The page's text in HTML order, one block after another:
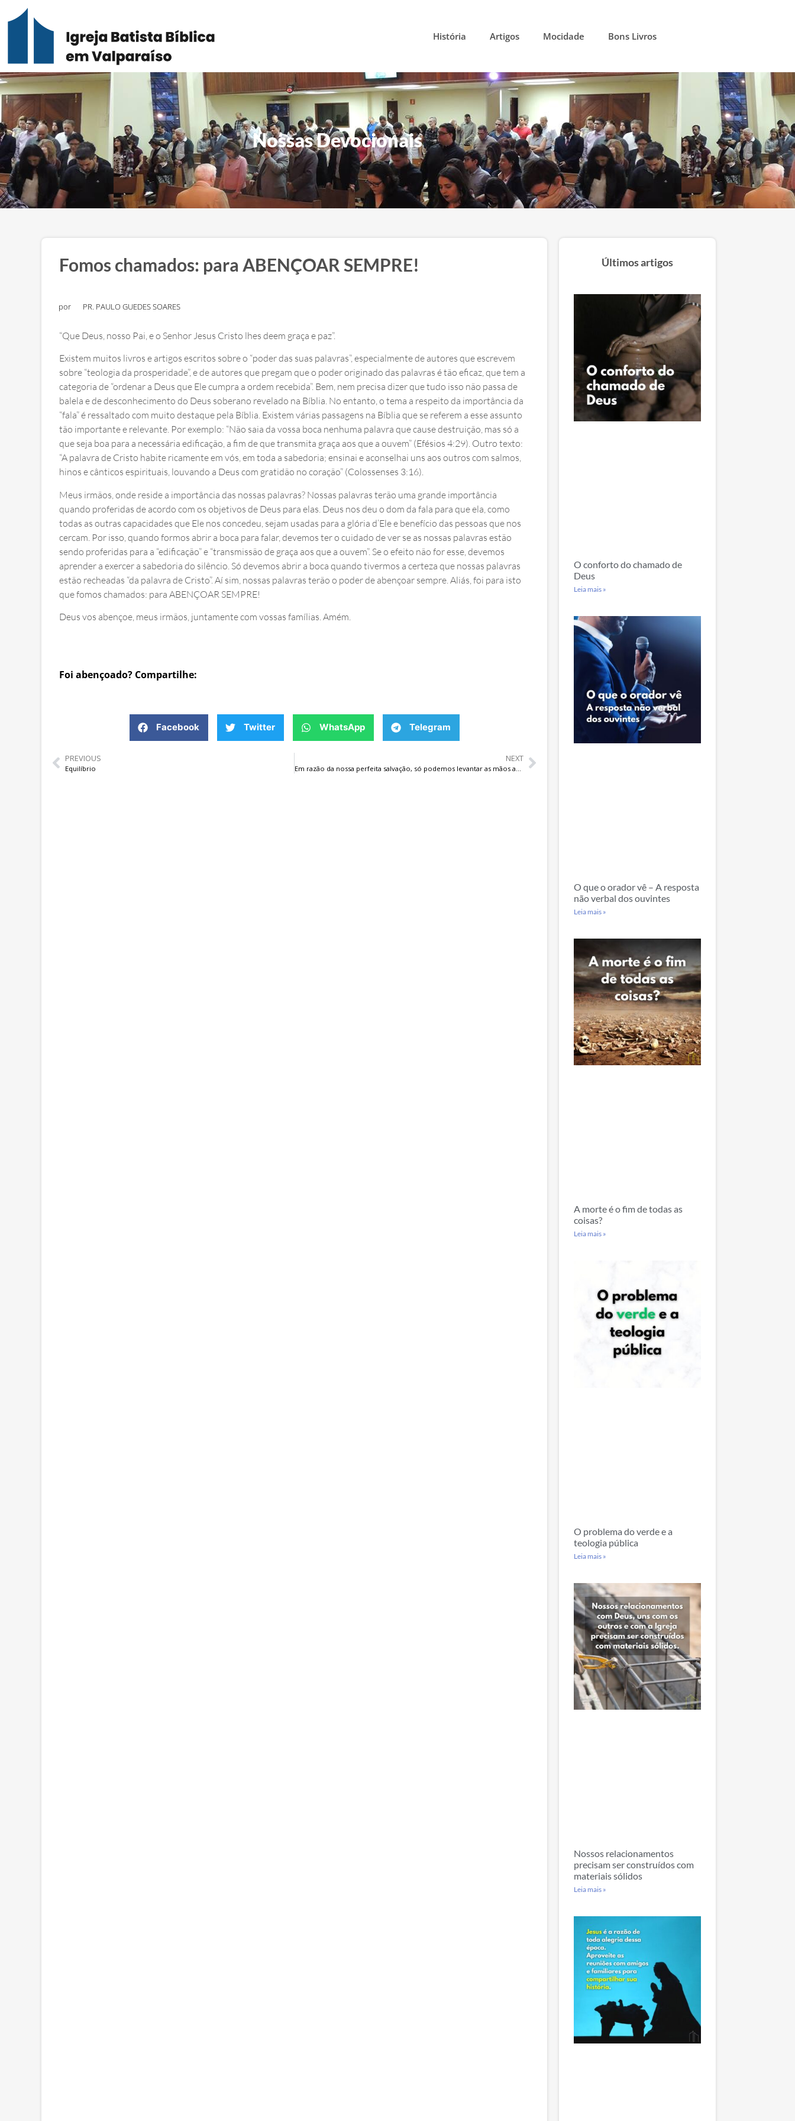
História Artigos Mocidade Bons Livros
Nossas Devocionais
Fomos chamados: para ABENÇOAR SEMPRE!
por PR. PAULO GUEDES SOARES
“Que Deus, nosso Pai, e o Senhor Jesus Cristo lhes deem graça e paz”.
Existem muitos livros e artigos escritos sobre o “poder das suas palavras”, especialmente de autores que escrevem
sobre “teologia da prosperidade”, e de autores que pregam que o poder originado das palavras é tão eficaz, que tem a
categoria de “ordenar a Deus que Ele cumpra a ordem recebida”. Bem, nem precisa dizer que tudo isso não passa de
balela e de desconhecimento do Deus soberano revelado na Bíblia. No entanto, o tema a respeito da importância da
“fala” é ressaltado com muito destaque pela Bíblia. Existem várias passagens na Bíblia que se referem a esse assunto
tão importante e relevante. Por exemplo: “Não saia da vossa boca nenhuma palavra que cause destruição, mas só a
que seja boa para a necessária edificação, a fim de que transmita graça aos que a ouvem” (Efésios 4:29). Outro texto:
“A palavra de Cristo habite ricamente em vós, em toda a sabedoria; ensinai e aconselhai uns aos outros com salmos,
hinos e cânticos espirituais, louvando a Deus com gratidão no coração” (Colossenses 3:16).
Meus irmãos, onde reside a importância das nossas palavras? Nossas palavras terão uma grande importância
quando proferidas de acordo com os objetivos de Deus para elas. Deus nos deu o dom da fala para que ela, como
todas as outras capacidades que Ele nos concedeu, sejam usadas para a glória d’Ele e benefício das pessoas que nos
cercam. Por isso, quando formos abrir a boca para falar, devemos ter o cuidado de ver se as nossas palavras estão
sendo proferidas para a “edificação” e “transmissão de graça aos que a ouvem”. Se o efeito não for esse, devemos
aprender a exercer a sabedoria do silêncio. Só devemos abrir a boca quando tivermos a certeza que nossas palavras
estão recheadas “da palavra de Cristo”. Aí sim, nossas palavras terão o poder de abençoar sempre. Aliás, foi para isto
que fomos chamados: para ABENÇOAR SEMPRE!
Deus vos abençoe, meus irmãos, juntamente com vossas famílias. Amém.
Foi abençoado? Compartilhe:
Facebook Twitter WhatsApp Telegram
PREVIOUS
Equilíbrio
NEXT
Últimos artigos
O conforto do chamado de
Deus
Leia mais »
O que o orador vê – A resposta
não verbal dos ouvintes
Leia mais »
A morte é o fim de todas as
coisas?
Leia mais »
O problema do verde e a
teologia pública
Leia mais »
Nossos relacionamentos
precisam ser construídos com
materiais sólidos
Leia mais »